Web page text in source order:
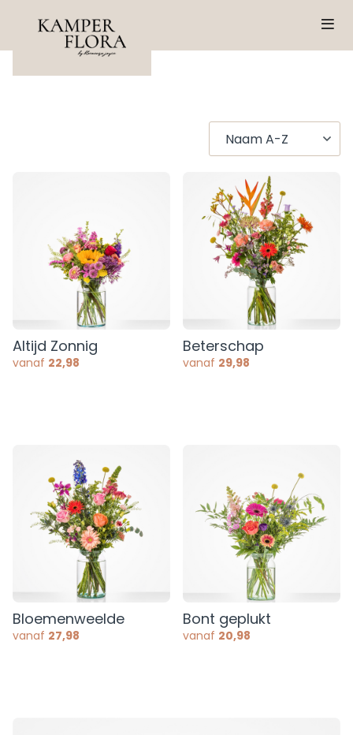
Altijd Zonnig
vanaf 22,98
Beterschap
vanaf 29,98
Bloemenweelde
vanaf 27,98
Bont geplukt
vanaf 20,98